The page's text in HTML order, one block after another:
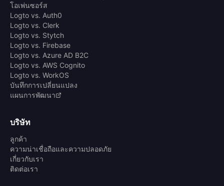
โอเพ่นซอร์ส
Logto vs. Auth0
Logto vs. Clerk
Logto vs. Stytch
Logto vs. Firebase
Logto vs. Azure AD B2C
Logto vs. AWS Cognito
Logto vs. WorkOS
บันทึกการเปลี่ยนแปลง
แผนการพัฒนา
บริษัท
ลูกค้า
ความน่าเชื่อถือและความปลอดภัย
เกี่ยวกับเรา
ติดต่อเรา